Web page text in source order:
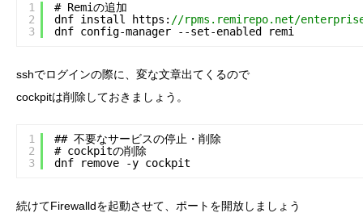
1
2
3
# Remiの追加
dnf install https: //rpms.remirepo.net/
dnf config-manager --set-enabled remi
sshでログインの際に、変な文章出てくるので
cockpitは削除しておきましょう。
1
2
3
## 不要なサービスの停止・削除
# cockpitの削除
dnf remove -y cockpit
続けてFirewalldを起動させて、ポートを開放しましょう